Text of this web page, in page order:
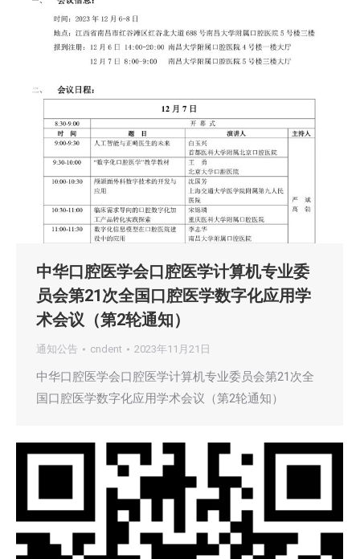
中华口腔医学会口腔医学计算机专业委
员会第21次全国口腔医学数字化应用学
术会议（第2轮通知）
通知公告 cndent 2023年11月21日
中华口腔医学会口腔医学计算机专业委员会第21次全
国口腔医学数字化应用学术会议（第2轮通知）